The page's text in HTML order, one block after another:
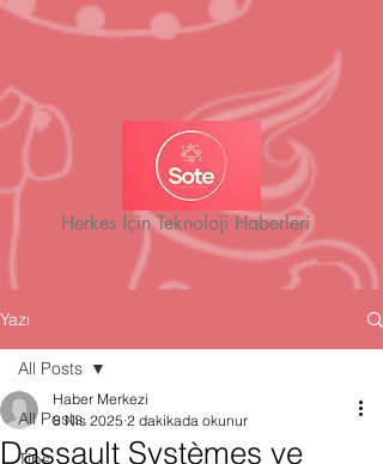
Herkes İçin Teknoloji Haberleri
Yazı
All Posts
Tips
All Posts
Dassault Systèmes ve
Haber Merkezi
8 Nis 2025 2 dakikada okunur